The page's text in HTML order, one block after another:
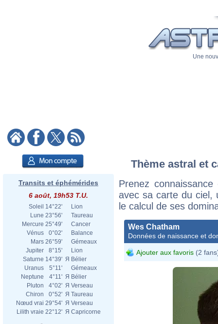
Une
Transits et éphémérides
6 août, 19h53 T.U.
Soleil 14°22'
Lion
Lune 23°56'
Taureau
Mercure 25°49'
Cancer
Vénus
0°02'
Balance
Mars 26°59'
Gémeaux
Jupiter
8°15'
Lion
Saturne 14°39' Я Bélier
Uranus
5°11'
Gémeaux
Neptune
4°11' Я Bélier
Pluton
4°02' Я Verseau
Chiron
0°52' Я Taureau
Nœud vrai 29°54' Я Verseau
Lilith vraie 22°12' Я Capricorne
Thème astral et
Prenez
avec sa carte du ciel,
le calcul de ses
Wes Chatham
Données de naissance et
Ajouter aux favoris (2